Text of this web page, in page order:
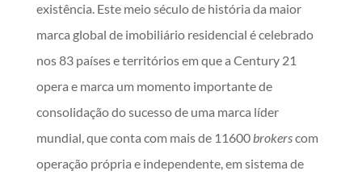
existência. Este meio século de história da maior
marca global de imobiliário residencial é celebrado
nos 83 países e territórios em que a Century 21
opera e marca um momento importante de
consolidação do sucesso de uma marca líder
mundial, que conta com mais de 11600brokerscom
operação própria e independente, em sistema de